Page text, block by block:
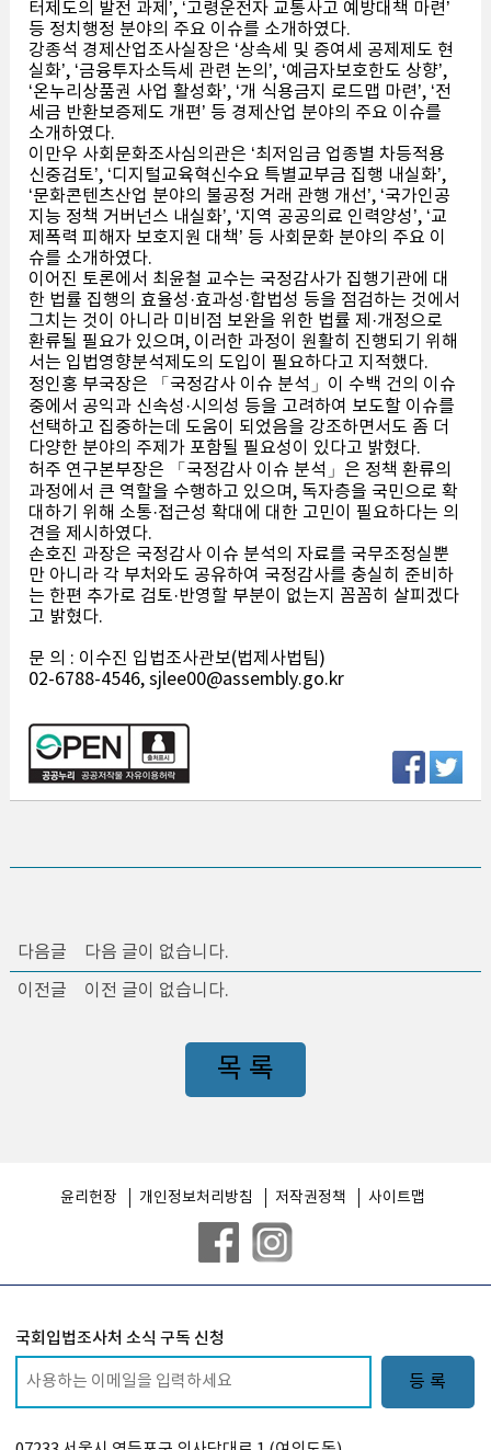
터제도의 발전 과제’, ‘고령운전자 교통사고 예방대책 마련’
등 정치행정 분야의 주요 이슈를 소개하였다.
강종석 경제산업조사실장은 ‘상속세 및 증여세 공제제도 현
실화’, ‘금융투자소득세 관련 논의’, ‘예금자보호한도 상향’,
‘온누리상품권 사업 활성화’, ‘개 식용금지 로드맵 마련’, ‘전
세금 반환보증제도 개편’ 등 경제산업 분야의 주요 이슈를
소개하였다.
이만우 사회문화조사심의관은 ‘최저임금 업종별 차등적용
신중검토’, ‘디지털교육혁신수요 특별교부금 집행 내실화’,
‘문화콘텐츠산업 분야의 불공정 거래 관행 개선’, ‘국가인공
지능 정책 거버넌스 내실화’, ‘지역 공공의료 인력양성’, ‘교
제폭력 피해자 보호지원 대책’ 등 사회문화 분야의 주요 이
슈를 소개하였다.
이어진 토론에서 최윤철 교수는 국정감사가 집행기관에 대
한 법률 집행의 효율성·효과성·합법성 등을 점검하는 것에서
그치는 것이 아니라 미비점 보완을 위한 법률 제·개정으로
환류될 필요가 있으며, 이러한 과정이 원활히 진행되기 위해
서는 입법영향분석제도의 도입이 필요하다고 지적했다.
정인홍 부국장은 「국정감사 이슈 분석」이 수백 건의 이슈
중에서 공익과 신속성·시의성 등을 고려하여 보도할 이슈를
선택하고 집중하는데 도움이 되었음을 강조하면서도 좀 더
다양한 분야의 주제가 포함될 필요성이 있다고 밝혔다.
허주 연구본부장은 「국정감사 이슈 분석」은 정책 환류의
과정에서 큰 역할을 수행하고 있으며, 독자층을 국민으로 확
대하기 위해 소통·접근성 확대에 대한 고민이 필요하다는 의
견을 제시하였다.
손호진 과장은 국정감사 이슈 분석의 자료를 국무조정실뿐
만 아니라 각 부처와도 공유하여 국정감사를 충실히 준비하
는 한편 추가로 검토·반영할 부분이 없는지 꼼꼼히 살피겠다
고 밝혔다.
문 의 : 이수진 입법조사관보(법제사법팀)
02-6788-4546, sjlee00@assembly.go.kr
다음글
다음 글이 없습니다.
이전글
이전 글이 없습니다.
목 록
윤리헌장 개인정보처리방침 저작권정책 사이트맵
국회입법조사처 소식 구독 신청
등 록